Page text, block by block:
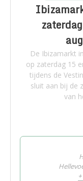
De Ibizamarkt
op zaterdag 15
tijdens de
sluit aan bij de
van